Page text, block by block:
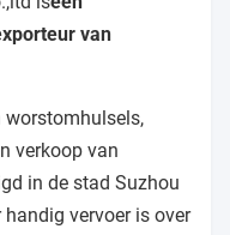
van
worstomhulsels,
verkoop van
in de stad Suzhou
vervoer is over